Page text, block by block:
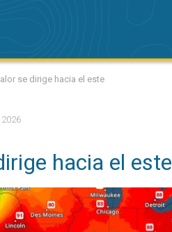
se dirige hacia el este
hacia el este